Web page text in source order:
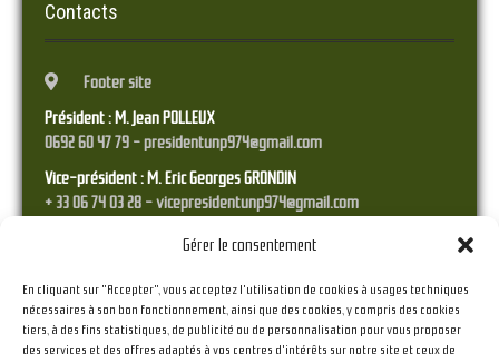
Gérer le consentement
En cliquant sur "Accepter", vous acceptez l'utilisation de cookies à usages techniques
nécessaires à son bon fonctionnement, ainsi que des cookies, y compris des cookies
tiers, à des fins statistiques, de publicité ou de personnalisation pour vous proposer
des services et des offres adaptés à vos centres d'intérêts sur notre site et ceux de
Contacts
Footer site
Président : M. Jean POLLEUX
0692 60 47 79 - presidentunp974@gmail.com
Vice-président : M. Eric Georges GRONDIN
+ 33 06 74 03 28 - vicepresidentunp974@gmail.com
Trésorier : M. Franck STYRANEC
Secrétaire : M. Raymond RAMPEAU
06 92 36 41 23 - secretariat.unp974@gmail.com